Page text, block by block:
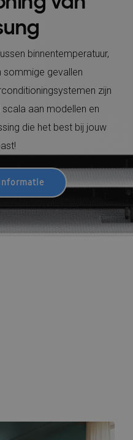
binnentemperatuur,
sommige gevallen
zijn
aan modellen en
die het best bij jouw